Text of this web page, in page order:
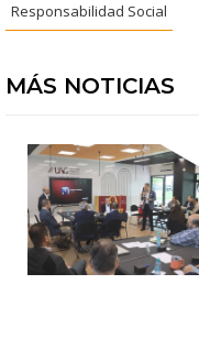
Responsabilidad Social
MÁS NOTICIAS